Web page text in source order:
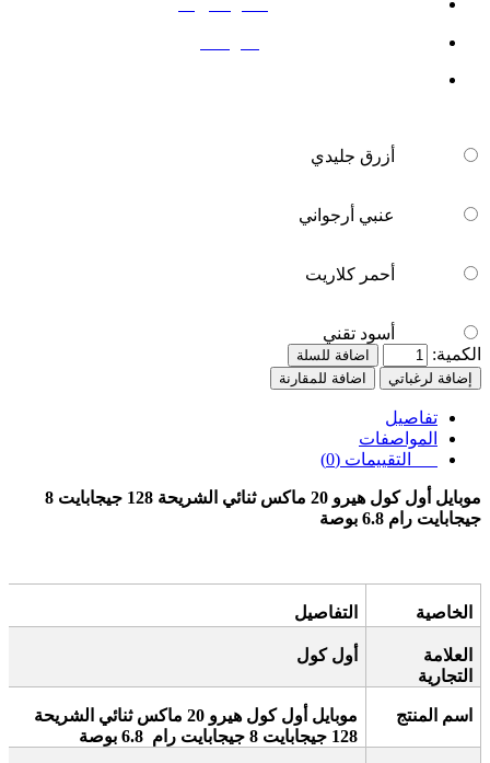
أزرق جليدي
عنبي أرجواني
أحمر كلاريت
أسود تقني
الكمية:
اضافة للسلة
إضافة لرغباتي
اضافة للمقارنة
تفاصيل
المواصفات
التقييمات (0)
موبايل أول كول هيرو 20 ماكس ثنائي الشريحة 128 جيجابايت 8
جيجابايت رام 6.8 بوصة
الخاصية التفاصيل
العلامة
التجارية
أول كول
اسم المنتج
موبايل أول كول هيرو 20 ماكس ثنائي الشريحة
128 جيجابايت 8 جيجابايت رام
6.8 بوصة